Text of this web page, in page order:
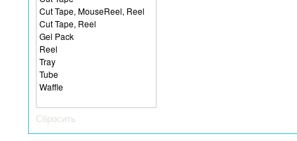
Сбросить